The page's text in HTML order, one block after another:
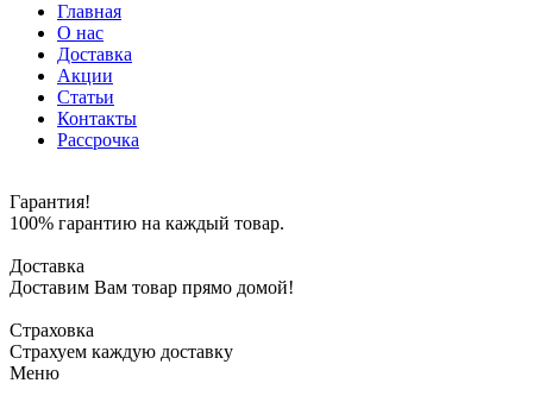
Главная
О нас
Доставка
Акции
Статьи
Контакты
Рассрочка
Гарантия!
100% гарантию на каждый товар.
Доставка
Доставим Вам товар прямо домой!
Страховка
Страхуем каждую доставку
Меню